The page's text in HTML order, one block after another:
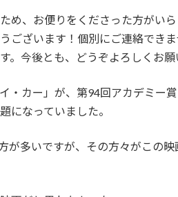
め、お便りをくださった方がいら
ございます！個別にご連絡できま
。今後とも、どうぞよろしくお願
・カー」が、第94回アカデミー
になっていました。
が多いですが、その方々がこの映